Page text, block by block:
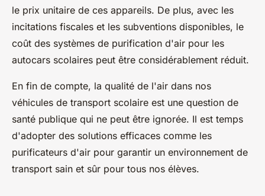
le prix unitaire de ces appareils. De plus, avec les
incitations fiscales et les subventions disponibles, le
coût des systèmes de purification d'air pour les
autocars scolaires peut être considérablement réduit.
En fin de compte, la qualité de l'air dans nos
véhicules de transport scolaire est une question de
santé publique qui ne peut être ignorée. Il est temps
d'adopter des solutions efficaces comme les
purificateurs d'air pour garantir un environnement de
transport sain et sûr pour tous nos élèves.